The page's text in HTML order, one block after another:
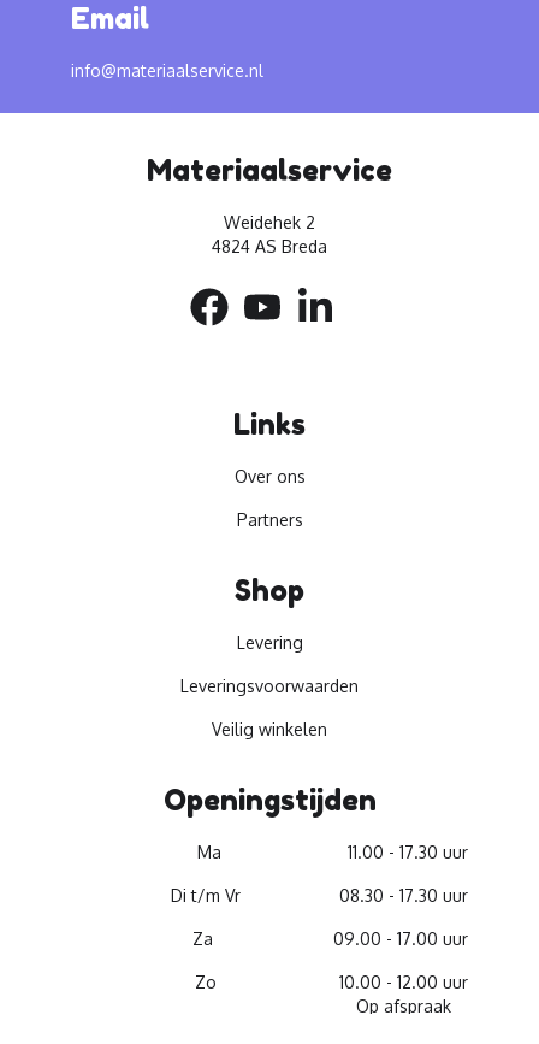
Email
info@materiaalservice.nl
Materiaalservice
Weidehek 2
4824 AS Breda
Links
Over ons
Partners
Shop
Levering
Leveringsvoorwaarden
Veilig winkelen
Openingstijden
Ma 11.00 - 17.30 uur
Di t/m Vr 08.30 - 17.30 uur
Za 09.00 - 17.00 uur
Zo
10.00 - 12.00 uur
Op afspraak